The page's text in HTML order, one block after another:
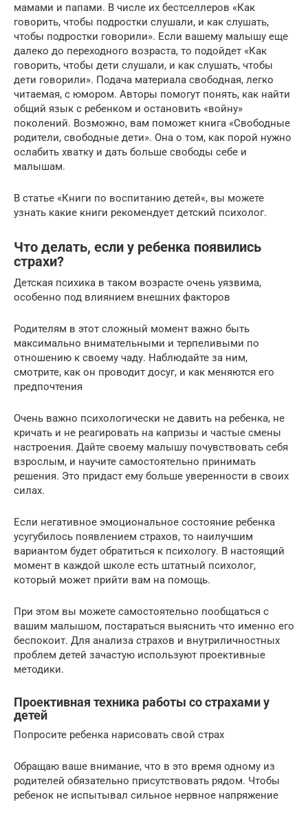
мамами и папами. В числе их бестселлеров «Как
говорить, чтобы подростки слушали, и как слушать,
чтобы подростки говорили». Если вашему малышу еще
далеко до переходного возраста, то подойдет «Как
говорить, чтобы дети слушали, и как слушать, чтобы
дети говорили». Подача материала свободная, легко
читаемая, с юмором. Авторы помогут понять, как найти
общий язык с ребенком и остановить «войну»
поколений. Возможно, вам поможет книга «Свободные
родители, свободные дети». Она о том, как порой нужно
ослабить хватку и дать больше свободы себе и
малышам.
В статье «Книги по воспитанию детей«, вы можете
узнать какие книги рекомендует детский психолог.
Что делать, если у ребенка появились
страхи?
Детская психика в таком возрасте очень уязвима,
особенно под влиянием внешних факторов
Родителям в этот сложный момент важно быть
максимально внимательными и терпеливыми по
отношению к своему чаду. Наблюдайте за ним,
смотрите, как он проводит досуг, и как меняются его
предпочтения
Очень важно психологически не давить на ребенка, не
кричать и не реагировать на капризы и частые смены
настроения. Дайте своему малышу почувствовать себя
взрослым, и научите самостоятельно принимать
решения. Это придаст ему больше уверенности в своих
силах.
Если негативное эмоциональное состояние ребенка
усугубилось появлением страхов, то наилучшим
вариантом будет обратиться к психологу. В настоящий
момент в каждой школе есть штатный психолог,
который может прийти вам на помощь.
При этом вы можете самостоятельно пообщаться с
вашим малышом, постараться выяснить что именно его
беспокоит. Для анализа страхов и внутриличностных
проблем детей зачастую используют проективные
методики.
Проективная техника работы со страхами у
детей
Попросите ребенка нарисовать свой страх
Обращаю ваше внимание, что в это время одному из
родителей обязательно присутствовать рядом. Чтобы
ребенок не испытывал сильное нервное напряжение